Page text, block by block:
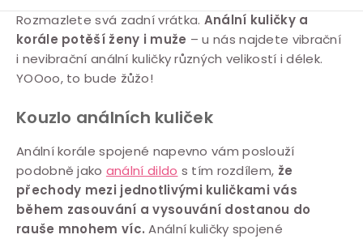
Rozmazlete svá zadní vrátka. Anální kuličky a
korále potěší ženy i muže – u nás najdete vibrační
i nevibrační anální kuličky různých velikostí i délek.
YOOoo, to bude žůžo!
Kouzlo análních kuliček
Anální korále spojené napevno vám poslouží
podobně jako anální dildo s tím rozdílem, že
přechody mezi jednotlivými kuličkami vás
během zasouvání a vysouvání dostanou do
rauše mnohem víc.Anální kuličky spojené